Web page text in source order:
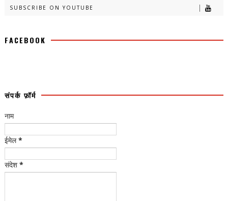
SUBSCRIBE ON YOUTUBE
FACEBOOK
संपर्क फ़ॉर्म
नाम
ईमेल*
संदेश *